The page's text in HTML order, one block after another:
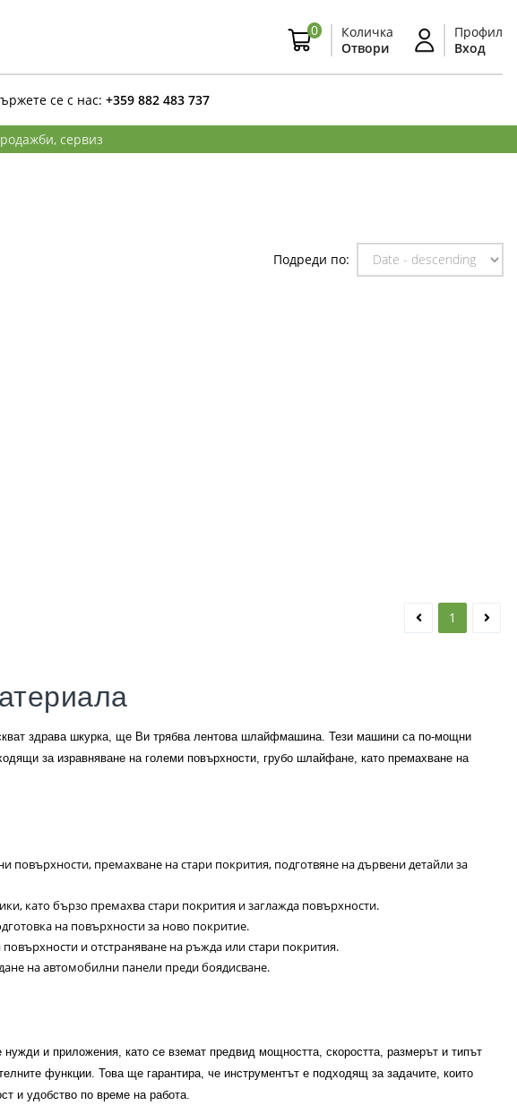
0
Количка
Отвори
Профил
Вход
се с нас: +359 882 483 737
сервиз
Подреди по:
1
здрава шкурка, ще Ви трябва лентова шлайфмашина. Тези машини са по-мощни
за изравняване на големи повърхности, грубо шлайфане, като премахване на
повърхности, премахване на стари покрития, подготвяне на дървени детайли за
като бързо премахва стари покрития и заглажда повърхности.
на повърхности за ново покритие.
и отстраняване на ръжда или стари покрития.
на автомобилни панели преди боядисване.
и приложения, като се вземат предвид мощността, скоростта, размерът и типът
функции. Това ще гарантира, че инструментът е подходящ за задачите, които
и удобство по време на работа.